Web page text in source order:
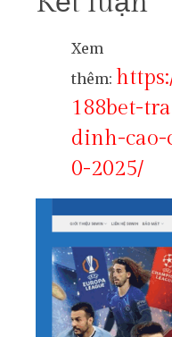
Xem
thêm:
188bet-
dinh-cao-
0-2025/